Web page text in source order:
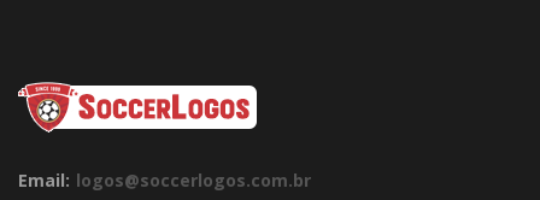
Email: logos@soccerlogos.com.br